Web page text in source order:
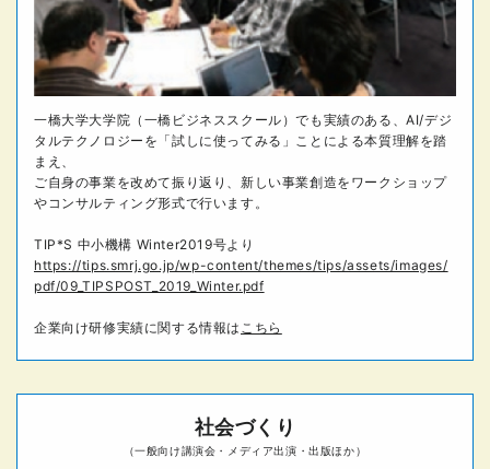
一橋大学大学院（一橋ビジネススクール）でも実績のある、AI/デジ
タルテクノロジーを「試しに使ってみる」ことによる本質理解を踏
まえ、
ご自身の事業を改めて振り返り、新しい事業創造をワークショップ
やコンサルティング形式で行います。
TIP*S 中小機構 Winter2019号より
https://tips.smrj.go.jp/wp-content/themes/tips/assets/images/
pdf/09_TIPSPOST_2019_Winter.pdf
企業向け研修実績に関する情報は こちら
社会づくり
（一般向け講演会・メディア出演・出版ほか）